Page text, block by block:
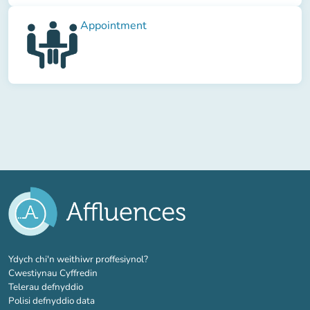
Appointment
Ydych chi'n weithiwr proffesiynol?(tab newydd)
Cwestiynau Cyffredin
Telerau defnyddio
Polisi defnyddio data